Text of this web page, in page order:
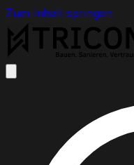
Zum Inhalt springen